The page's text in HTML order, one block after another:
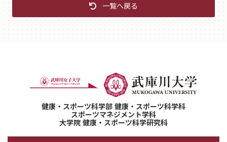
一覧へ戻る
健康・スポーツ科学部 健康・スポーツ科学科
スポーツマネジメント学科
大学院 健康・スポーツ科学研究科